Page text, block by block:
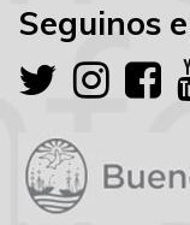
Seguinos